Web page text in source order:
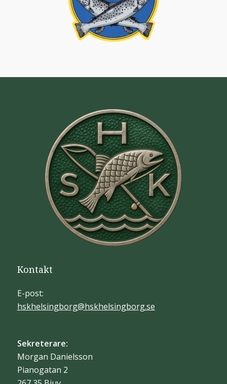
Kontakt
E-post:
hskhelsingborg@hskhelsingborg.se
Sekreterare:
Morgan Danielsson
Pianogatan 2